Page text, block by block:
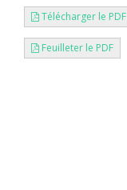
Télécharger le PDF
Feuilleter le PDF